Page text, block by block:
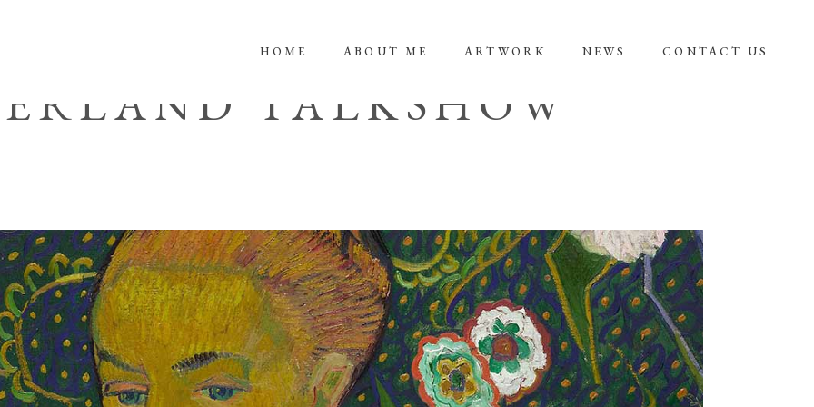
HOME ABOUT ME ARTWORK NEWS CONTACT US
Sep 26 2019 - Sep 26 2019
TALKSHOW